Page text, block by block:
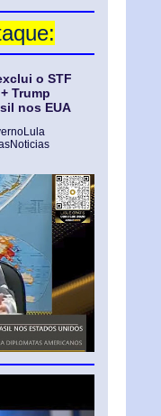
o STF
Trump
nos EUA